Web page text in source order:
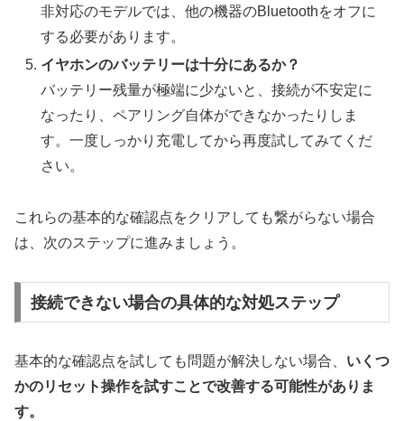
非対応のモデルでは、他の機器のBluetoothをオフに
する必要があります。
イヤホンのバッテリーは十分にあるか？
バッテリー残量が極端に少ないと、接続が不安定に
なったり、ペアリング自体ができなかったりしま
す。一度しっかり充電してから再度試してみてくだ
さい。
これらの基本的な確認点をクリアしても繋がらない場合
は、次のステップに進みましょう。
接続できない場合の具体的な対処ステップ
基本的な確認点を試しても問題が解決しない場合、 いくつ
かのリセット操作を試すことで改善する可能性がありま
す。